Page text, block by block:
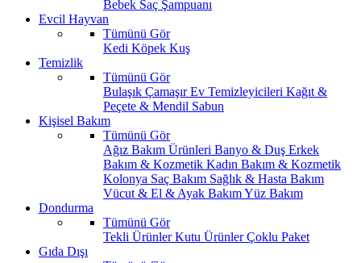
Bebek Saç Şampuanı
Evcil Hayvan
Tümünü Gör
Kedi Köpek Kuş
Temizlik
Tümünü Gör
Bulaşık ÇamaşırEv Temizleyicileri Kağıt &
Peçete & Mendil Sabun
Kişisel Bakım
Tümünü Gör
Ağız Bakım Ürünleri Banyo & Duş Erkek
Bakım & Kozmetik Kadın Bakım & Kozmetik
Kolonya Saç Bakım Sağlık & Hasta Bakım
Vücut & El & Ayak BakımYüz Bakım
Dondurma
Tümünü Gör
Tekli ÜrünlerKutu ÜrünlerÇoklu Paket
Gıda Dışı